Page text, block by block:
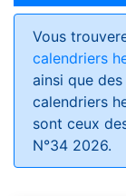
Vous
calendriers
ainsi que des
calendriers
sont ceux
N°34 2026.